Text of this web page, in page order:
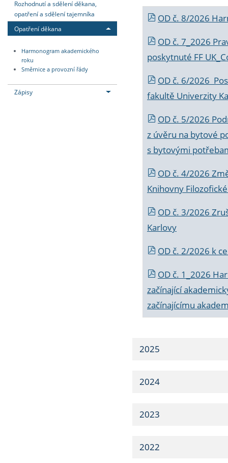
Rozhodnutí a sdělení děkana,
opatření a sdělení tajemníka
Opatření děkana
Harmonogram akademického
roku
Směrnice a provozní řády
Zápisy
OD č. 8/2026
OD č. 7_2026
poskytnuté FF
OD č. 6/2026
fakultě Univerzity
OD č. 5/2026
z úvěru na bytové
s bytovými
OD č. 4/2026
Knihovny
OD č. 3/2026
Karlovy
OD č. 2/2026 k
OD č. 1_2026
začínající
začínajícímu
2025
2024
2023
2022